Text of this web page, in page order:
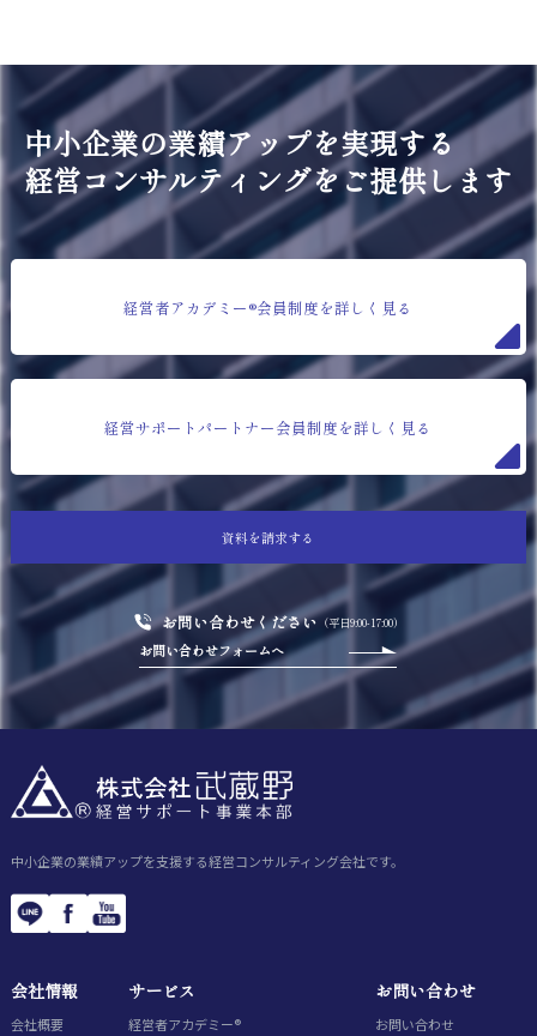
中小企業の業績アップを実現する
経営コンサルティングをご提供します
資料を請求する
お問い合わせください （平日9:00-17:00）
お問い合わせフォームへ
経営者アカデミー®会員制度を詳しく見る
経営サポートパートナー会員制度を詳しく見る
中小企業の業績アップを支援する経営コンサルティング会社です。
会社情報
会社概要
サービス
経営者アカデミー®
お問い合わせ
お問い合わせ